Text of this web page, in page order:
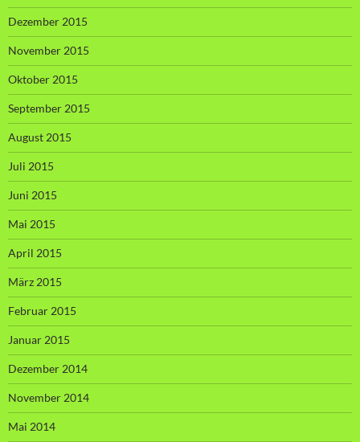
Dezember 2015
November 2015
Oktober 2015
September 2015
August 2015
Juli 2015
Juni 2015
Mai 2015
April 2015
März 2015
Februar 2015
Januar 2015
Dezember 2014
November 2014
Mai 2014